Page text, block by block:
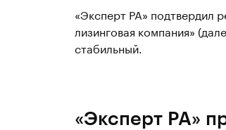
«Эксперт РА» подтвердил
лизинговая компания»
стабильный.
«Эксперт РА»